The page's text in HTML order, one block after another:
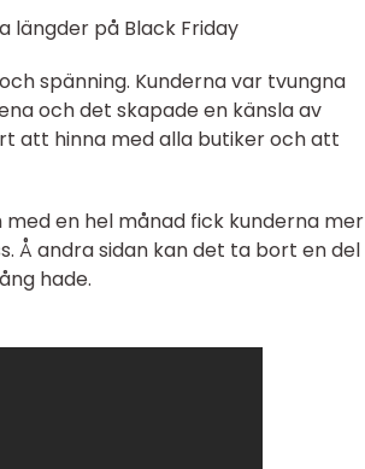
längder på Black Friday
spänning. Kunderna var tvungna
och det skapade en känsla av
att hinna med alla butiker och att
en hel månad fick kunderna mer
Å andra sidan kan det ta bort en del
hade.